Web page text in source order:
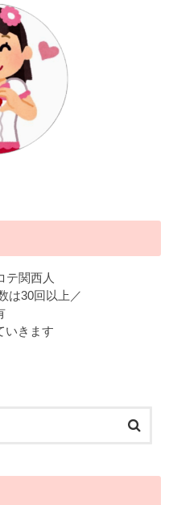
テ関西人
は30回以上／
いきます